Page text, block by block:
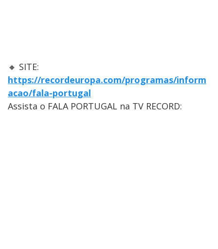
🔸 SITE:
https://recordeuropa.com/programas/inform
acao/fala-portugal
Assista o FALA PORTUGAL na TV RECORD: